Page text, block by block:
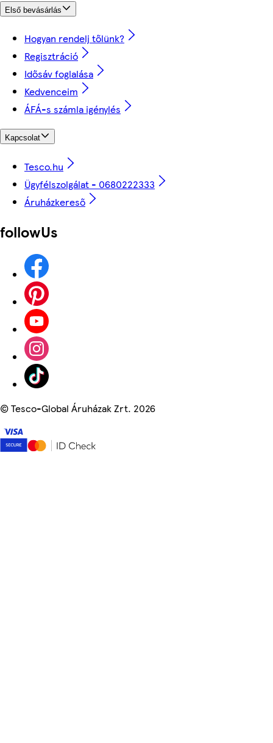
Első bevásárlás
Hogyan rendelj tőlünk?
Regisztráció
Idősáv foglalása
Kedvenceim
ÁFÁ-s számla igénylés
Kapcsolat
Tesco.hu
Ügyfélszolgálat - 0680222333
Áruházkereső
followUs
©Tesco-Global Áruházak Zrt. 2026